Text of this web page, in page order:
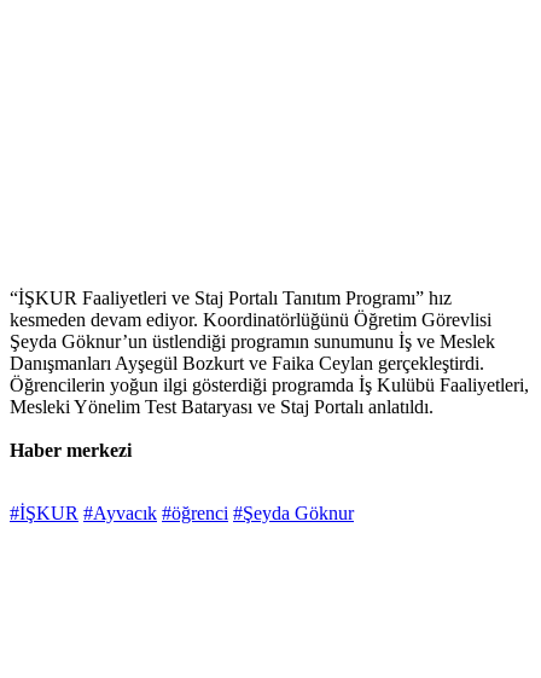
“İŞKUR Faaliyetleri ve Staj Portalı Tanıtım Programı” hız
kesmeden devam ediyor. Koordinatörlüğünü Öğretim Görevlisi
Şeyda Göknur’un üstlendiği programın sunumunu İş ve Meslek
Danışmanları Ayşegül Bozkurt ve Faika Ceylan gerçekleştirdi.
Öğrencilerin yoğun ilgi gösterdiği programda İş Kulübü Faaliyetleri,
Mesleki Yönelim Test Bataryası ve Staj Portalı anlatıldı.
Haber merkezi
#İŞKUR #Ayvacık #öğrenci #Şeyda Göknur